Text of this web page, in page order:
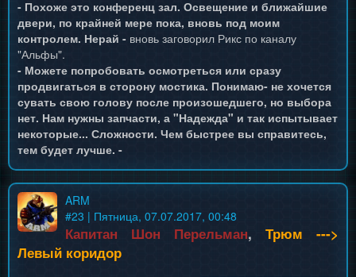
- Похоже это конференц зал. Освещение и ближайшие
двери, по крайней мере пока, вновь под моим
контролем. Нерай - вновь заговорил Рикс по каналу
"Альфы".
- Можете попробовать осмотреться или сразу
продвигаться в сторону мостика. Понимаю- не хочется
сувать свою голову после произошедшего, но выбора
нет. Нам нужны запчасти, а "Надежда" и так испытывает
некоторые... Сложности. Чем быстрее вы справитесь,
тем будет лучше. -
ARM
#23 | Пятница, 07.07.2017, 00:48
Капитан Шон Перельман, Трюм --->
Левый коридор